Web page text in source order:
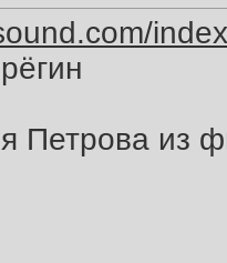
Петрова из